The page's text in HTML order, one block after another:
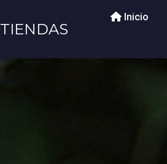
TIENDAS
Inicio